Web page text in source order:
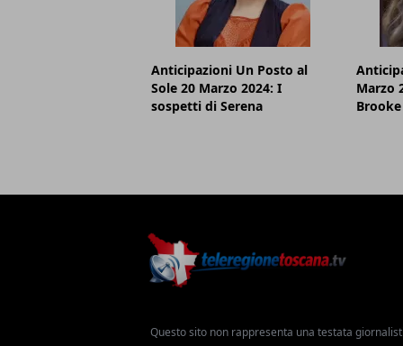
Anticipazioni Un Posto al
Sole 20 Marzo 2024: I
sospetti di Serena
Marzo
Brooke
Questo sito non rappresenta una testata